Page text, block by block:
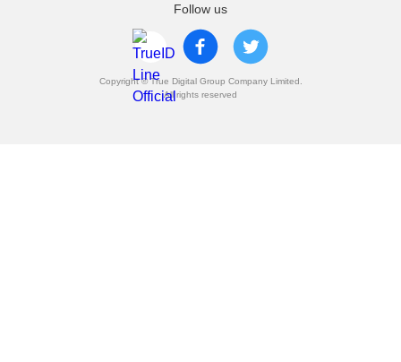
Follow us
Copyright © True Digital Group Company Limited.
All rights reserved